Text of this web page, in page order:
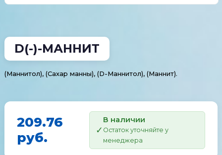
D(-)-МАННИТ
(Маннитол), (Сахар манны), (D-Маннитол), (Маннит).
209.76
руб.
В наличии
Остаток уточняйте у
менеджера